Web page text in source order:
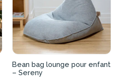
Bean bag lounge pour enfant
– Sereny